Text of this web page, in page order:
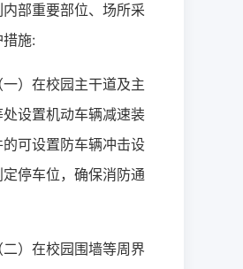
内部重要部位、场所采
措施:
在校园主干道及主
设置机动车辆减速装
可设置防车辆冲击设
停车位，确保消防通
在校园围墙等周界